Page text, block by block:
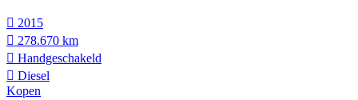
2015
278.670 km
Hand­geschakeld
Diesel
Kopen